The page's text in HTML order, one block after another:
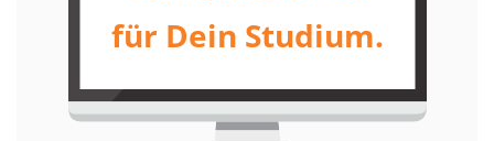
für Dein Studium.